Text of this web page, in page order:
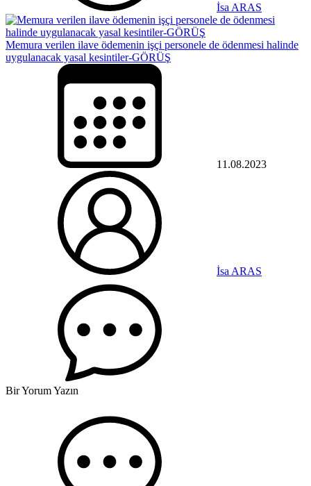
İsa ARAS
Memura verilen ilave ödemenin işçi personele de ödenmesi halinde
uygulanacak yasal kesintiler-GÖRÜŞ
11.08.2023
İsa ARAS
Bir Yorum Yazın